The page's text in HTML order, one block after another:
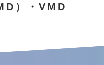
）・VMD